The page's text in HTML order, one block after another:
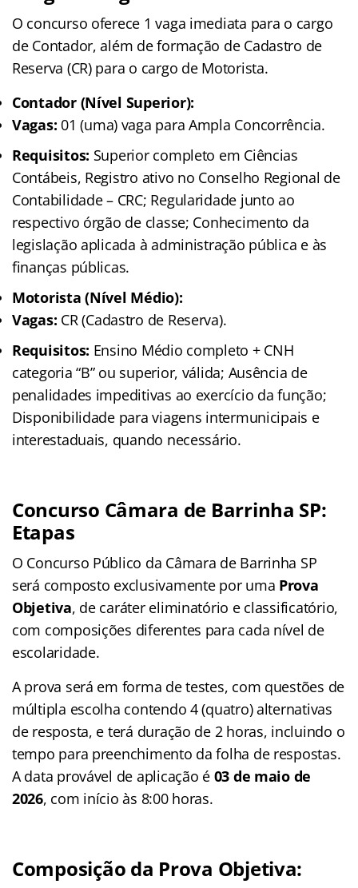
O concurso oferece 1 vaga imediata para o cargo
de Contador, além de formação de Cadastro de
Reserva (CR) para o cargo de Motorista.
Contador (Nível Superior):
Vagas: 01 (uma) vaga para Ampla Concorrência.
Requisitos: Superior completo em Ciências
Contábeis, Registro ativo no Conselho Regional de
Contabilidade – CRC; Regularidade junto ao
respectivo órgão de classe; Conhecimento da
legislação aplicada à administração pública e às
finanças públicas.
Motorista (Nível Médio):
Vagas: CR (Cadastro de Reserva).
Requisitos: Ensino Médio completo + CNH
categoria “B” ou superior, válida; Ausência de
penalidades impeditivas ao exercício da função;
Disponibilidade para viagens intermunicipais e
interestaduais, quando necessário.
Concurso Câmara de Barrinha SP:
Etapas
O Concurso Público da Câmara de Barrinha SP
será composto exclusivamente por uma Prova
Objetiva, de caráter eliminatório e classificatório,
com composições diferentes para cada nível de
escolaridade.
A prova será em forma de testes, com questões de
múltipla escolha contendo 4 (quatro) alternativas
de resposta, e terá duração de 2 horas, incluindo o
tempo para preenchimento da folha de respostas.
A data provável de aplicação é 03 de maio de
2026, com início às 8:00 horas.
Composição da Prova Objetiva: